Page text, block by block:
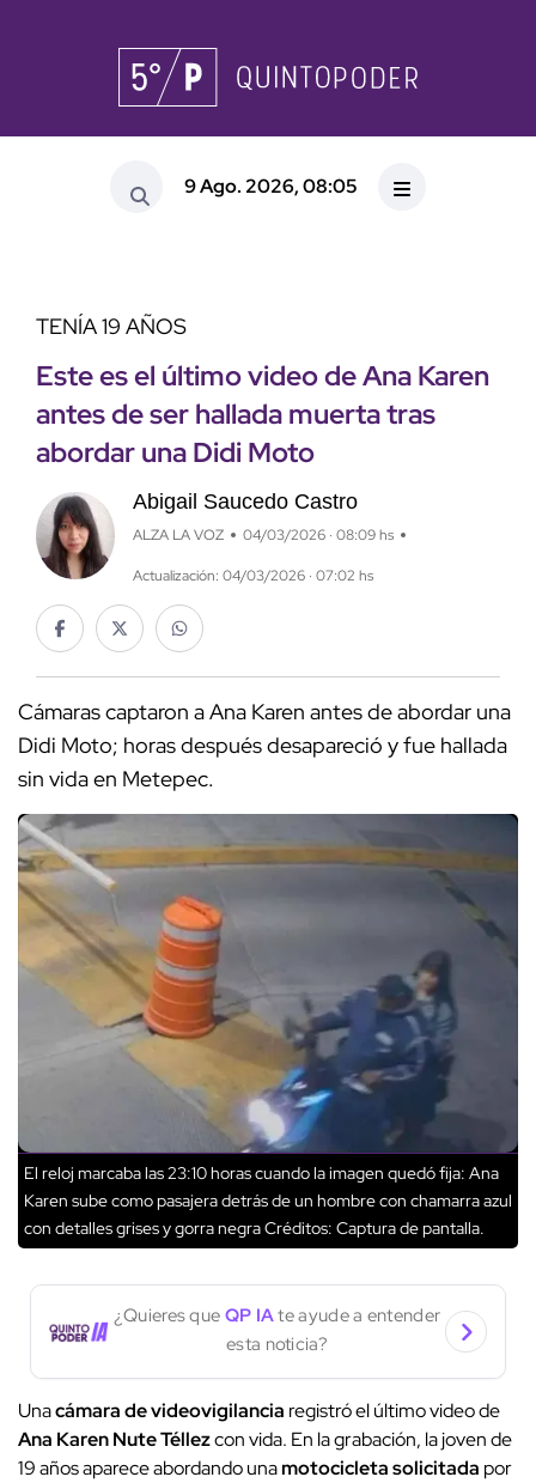
9 Ago. 2026, 08:05
TENÍA 19 AÑOS
Este es el último video de Ana Karen
antes de ser hallada muerta tras
abordar una Didi Moto
Abigail Saucedo Castro
ALZA LA VOZ 04/03/2026 · 08:09 hs
Actualización: 04/03/2026 · 07:02 hs
Cámaras captaron a Ana Karen antes de abordar una
Didi Moto; horas después desapareció y fue hallada
sin vida en Metepec.
El reloj marcaba las 23:10 horas cuando la imagen quedó fija: Ana
Karen sube como pasajera detrás de un hombre con chamarra azul
con detalles grises y gorra negraCréditos: Captura de pantalla.
¿Quieres que QP IAte ayude a entender
esta noticia?
Unacámara de videovigilancia registró el último video de
Ana Karen Nute Téllezcon vida. En la grabación, la joven de
19 años aparece abordando unamotocicleta solicitada por